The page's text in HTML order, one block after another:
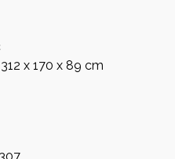
x 170 x 89 cm